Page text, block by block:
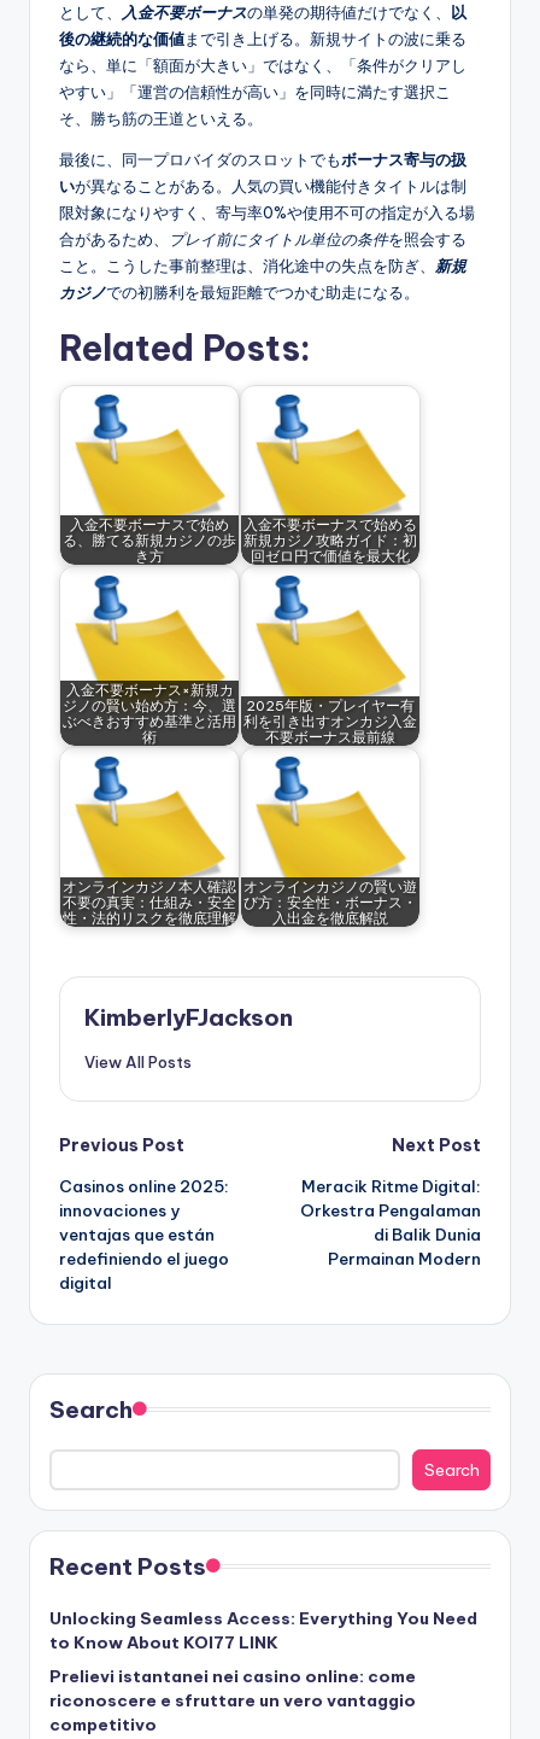
として、 入金不要ボーナスの単発の期待値だけでなく、
以
後の継続的な価値まで引き上げる。新規サイトの波に乗る
なら、単に「額面が大きい」ではなく、「条件がクリアし
やすい」「運営の信頼性が高い」を同時に満たす選択こ
そ、勝ち筋の王道といえる。
最後に、同一プロバイダのスロットでもボーナス寄与の扱
いが異なることがある。人気の買い機能付きタイトルは制
限対象になりやすく、寄与率0%や使用不可の指定が入る場
合があるため、
プレイ前にタイトル単位の条件を照会する
こと。こうした事前整理は、消化途中の失点を防ぎ、 新規
カジノでの初勝利を最短距離でつかむ助走になる。
Related Posts:
入金不要ボーナスで始め
る、勝てる新規カジノの歩
き方
入金不要ボーナスで始める
新規カジノ攻略ガイド：初
回ゼロ円で価値を最大化
入金不要ボーナス×新規カ
ジノの賢い始め方：今、選
ぶべきおすすめ基準と活用
術
2025年版・プレイヤー有
利を引き出すオンカジ入金
不要ボーナス最前線
オンラインカジノ本人確認
不要の真実：仕組み・安全
性・法的リスクを徹底理解
オンラインカジノの賢い遊
び方：安全性・ボーナス・
入出金を徹底解説
KimberlyFJackson
View All Posts
Post
navigation
Previous Post
Casinos online 2025:
innovaciones y
ventajas que están
redefiniendo el juego
digital
Next Post
Meracik Ritme Digital:
Orkestra Pengalaman
di Balik Dunia
Permainan Modern
Search
Search
Recent Posts
Unlocking Seamless Access: Everything You Need
to Know About KOI77 LINK
Prelievi istantanei nei casino online: come
riconoscere e sfruttare un vero vantaggio
competitivo